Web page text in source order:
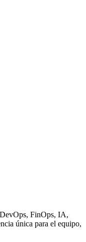
FinOps, IA,
única para el equipo,